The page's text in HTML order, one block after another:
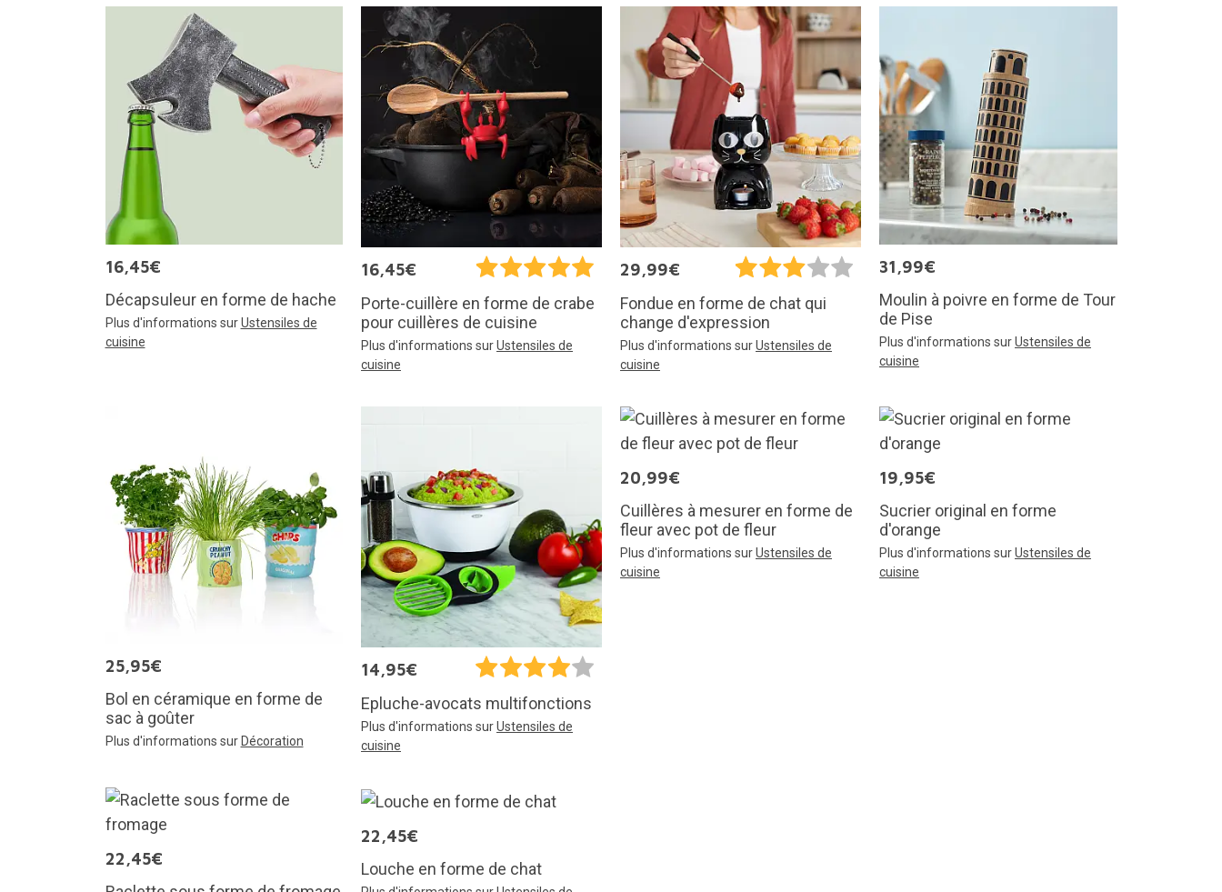
16,45€
Décapsuleur en forme de hache
Plus d'informations surUstensiles de
cuisine
16,45€
Porte-cuillère en forme de crabe
pour cuillères de cuisine
Plus d'informations surUstensiles de
cuisine
29,99€
Fondue en forme de chat qui
change d'expression
Plus d'informations surUstensiles de
cuisine
31,99€
Moulin à poivre en forme de Tour
de Pise
Plus d'informations surUstensiles de
cuisine
25,95€
Bol en céramique en forme de
sac à goûter
Plus d'informations sur Décoration
14,95€
Epluche-avocats multifonctions
Plus d'informations surUstensiles de
cuisine
20,99€
Cuillères à mesurer en forme de
fleur avec pot de fleur
Plus d'informations surUstensiles de
cuisine
19,95€
Sucrier original en forme
d'orange
Plus d'informations surUstensiles de
cuisine
22,45€
22,45€
Louche en forme de chat